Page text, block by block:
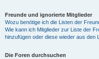
Freunde und ignorierte Mitglieder
Wozu benötige ich die Listen der
Wie kann ich Mitglieder zur Liste der
hinzufügen oder diese wieder aus den
Die Foren durchsuchen